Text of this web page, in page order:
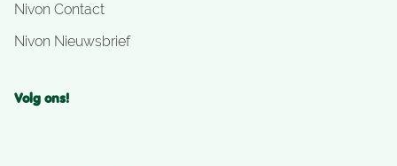
Nivon Contact
Nivon Nieuwsbrief
Volg ons!